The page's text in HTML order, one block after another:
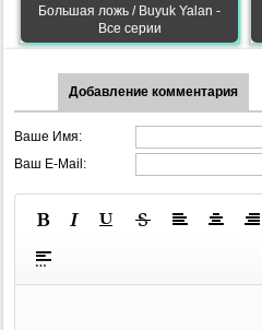
Большая ложь / Buyuk Yalan -
Все серии
Добавление комментария
Ваше Имя:
Ваш E-Mail: